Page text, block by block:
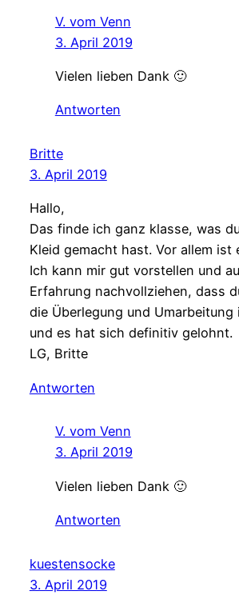
V. vom Venn
3. April 2019
Vielen lieben Dank 🙂
Antworten
Britte
3. April 2019
Hallo,
Das finde ich ganz klasse, was
Kleid gemacht hast. Vor allem ist
Ich kann mir gut vorstellen und
Erfahrung nachvollziehen, dass
die Überlegung und
und es hat sich definitiv gelohnt.
LG, Britte
Antworten
V. vom Venn
3. April 2019
Vielen lieben Dank 🙂
Antworten
kuestensocke
3. April 2019